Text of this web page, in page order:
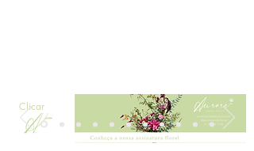
Clicar